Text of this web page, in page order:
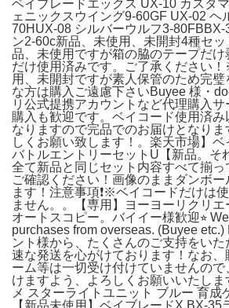
ベイブレードエックス UX-10 カスタ
ェニックスウイング9-60GF UX-02 ヘ
70HUX-08 シルバーウルフ3-80FBBX-
ン2-60c新品、未使用、未開封4種セ
品、未使用ですが箱の脇のテープだけ
だけ使用済みです。ご了承ください
用、未開封ですが素人保管のため完
な方は購入ご遠慮下さいBuyee 様・
リ公式提携アカウントなど代理購入
購入も歓迎です。ベイコード使用済み
なりますので完品でのお届けとなり
しくお願い致します！。楽天市場】
バトルエントリーセットU【新品。そ
全て新品と同じセット内容すべて揃
ご確認ください！画像のままダンボ
ます！注意事項❗️※ベイコードだけは
ません。。【専用】ヨーヨーリクリ
オートスコピー。バイイー様歓迎⭐︎
purchases from overseas. (Buyee
ント様から、たくさんのご支持をいた
速な発送を心がけております！なお、
ーム等は一切受け付けていませんの
けますよう、よろしくお願いいたし
メ スターライトユニット ブルー 育成
【新品未使用】ベイブレードX BX-35